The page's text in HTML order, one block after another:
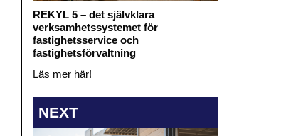
REKYL 5 – det självklara
verksamhetssystemet för
fastighetsservice och
fastighetsförvaltning
Läs mer här!
NEXT